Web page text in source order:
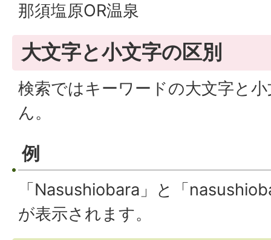
那須塩原OR温泉
大文字と小文字の区別
検索ではキーワードの大文字と
ん。
例
「Nasushiobara」と「
が表示されます。